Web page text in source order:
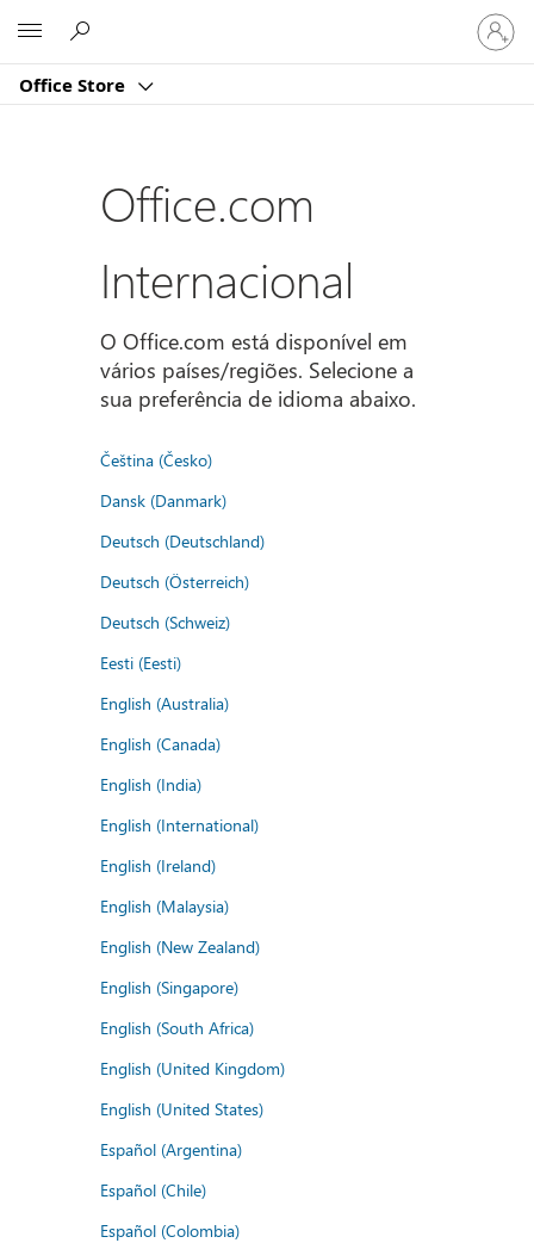
Office Store
Iniciar
sessão
na
Office.com
Internacional
O Office.com está disponível em
vários países/regiões. Selecione a
sua preferência de idioma abaixo.
Čeština (Česko)
Dansk (Danmark)
Deutsch (Deutschland)
Deutsch (Österreich)
Deutsch (Schweiz)
Eesti (Eesti)
English (Australia)
English (Canada)
English (India)
English (International)
English (Ireland)
English (Malaysia)
English (New Zealand)
English (Singapore)
English (South Africa)
English (United Kingdom)
English (United States)
Español (Argentina)
Español (Chile)
Español (Colombia)